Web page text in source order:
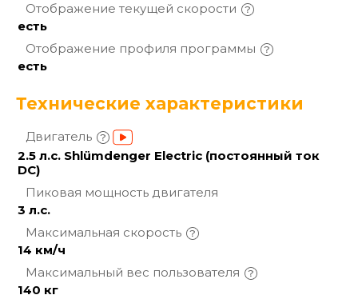
Отображение текущей скорости
есть
Отображение профиля программы
есть
Технические характеристики
Двигатель
2.5 л.с. Shlümdenger Electric (постоянный ток
DC)
Пиковая мощность двигателя
3 л.с.
Максимальная скорость
14 км/ч
Максимальный вес пользователя
140 кг